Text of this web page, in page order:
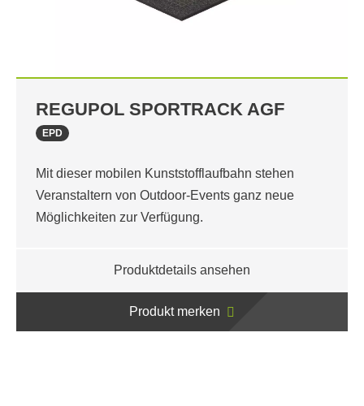
REGUPOL SPORTRACK AGF
EPD
Mit dieser mobilen Kunststofflaufbahn stehen
Veranstaltern von Outdoor-Events ganz neue
Möglichkeiten zur Verfügung.
Produktdetails ansehen
Produkt merken